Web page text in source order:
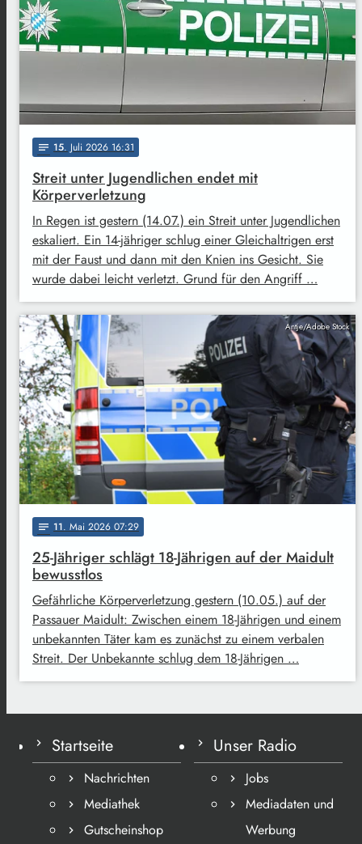
notes 15. Juli 2026 16:31
Streit unter Jugendlichen endet mit
Körperverletzung
In Regen ist gestern (14.07.) ein Streit unter Jugendlichen
eskaliert. Ein 14-jähriger schlug einer Gleichaltrigen erst
mit der Faust und dann mit den Knien ins Gesicht. Sie
wurde dabei leicht verletzt. Grund für den Angriff …
Antje/Adobe Stock
notes 11. Mai 2026 07:29
25-Jähriger schlägt 18-Jährigen auf der Maidult
bewusstlos
Gefährliche Körperverletzung gestern (10.05.) auf der
Passauer Maidult: Zwischen einem 18-Jährigen und einem
unbekannten Täter kam es zunächst zu einem verbalen
Streit. Der Unbekannte schlug dem 18-Jährigen …
Startseite
Nachrichten
Mediathek
Gutscheinshop
Unser Radio
Jobs
Mediadaten und
Werbung